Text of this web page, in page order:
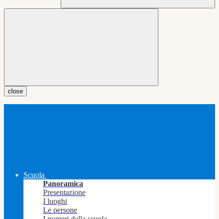
close
Scuola
Panoramica
Presentazione
I luoghi
Le persone